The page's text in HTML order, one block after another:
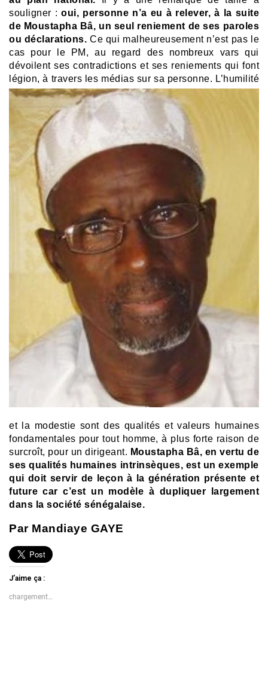
souligner : oui, personne n’a eu à relever, à la suite
de Moustapha Bâ, un seul reniement de ses paroles
ou déclarations. Ce qui malheureusement n’est pas le
cas pour le PM, au regard des nombreux vars qui
dévoilent ses contradictions et ses reniements qui font
légion, à travers les médias sur sa personne. L’humilité
et la modestie sont des qualités et valeurs humaines
fondamentales pour tout homme, à plus forte raison de
surcroît, pour un dirigeant. Moustapha Bâ, en vertu de
ses qualités humaines intrinsèques, est un exemple
qui doit servir de leçon à la génération présente et
future car c’est un modèle à dupliquer largement
dans la société sénégalaise.
Par Mandiaye GAYE
J’aime ça :
chargement…